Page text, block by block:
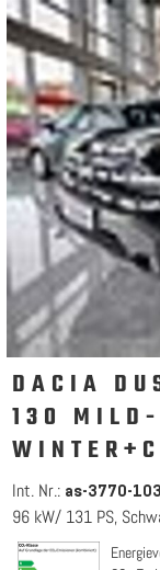
DACIA
130
Int. Nr.: as-3770-103
96 kW/ 131 PS